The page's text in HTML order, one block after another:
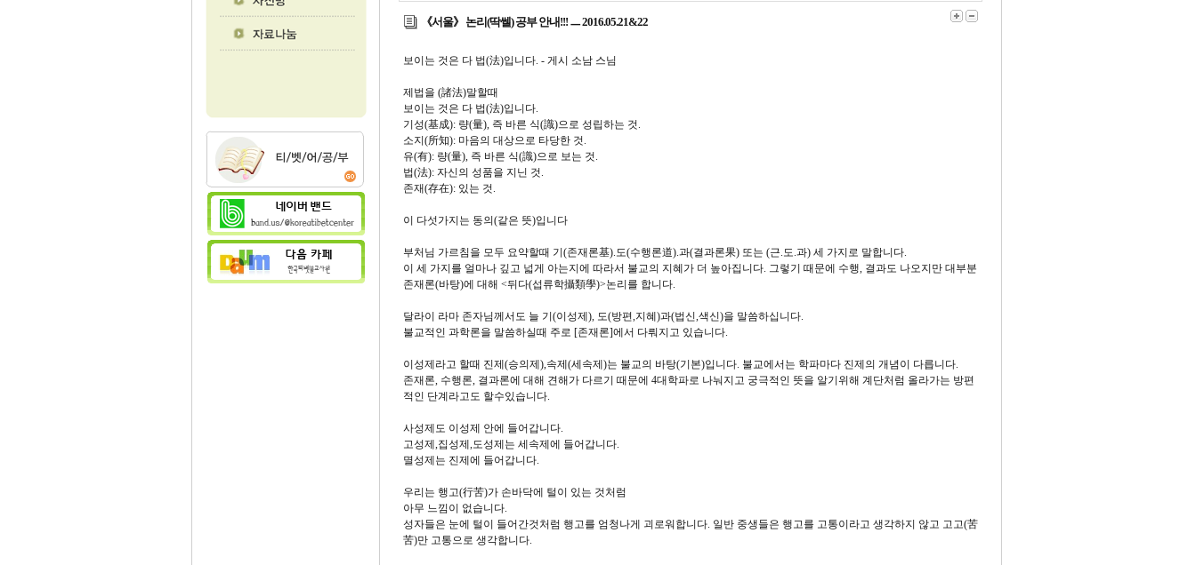
《서울》 논리(딱쎌) 공부 안내!!! ㅡ 2016.05.21&22
보이는 것은 다 법(法)입니다. - 게시 소남 스님
제법을 (諸法)말할때
보이는 것은 다 법(法)입니다.
기성(基成): 량(量), 즉 바른 식(識)으로 성립하는 것.
소지(所知): 마음의 대상으로 타당한 것.
유(有): 량(量), 즉 바른 식(識)으로 보는 것.
법(法): 자신의 성품을 지닌 것.
존재(存在): 있는 것.
이 다섯가지는 동의(같은 뜻)입니다
부처님 가르침을 모두 요약할때 기(존재론基).도(수행론道).과(결과론果) 또는 (근.도.과) 세 가지로 말합니다.
이 세 가지를 얼마나 깊고 넓게 아는지에 따라서 불교의 지혜가 더 높아집니다. 그렇기 때문에 수행, 결과도 나오지만 대부분
존재론(바탕)에 대해 <뒤다(섭류학攝類學)>논리를 합니다.
달라이 라마 존자님께서도 늘 기(이성제), 도(방편,지혜)과(법신,색신)을 말씀하십니다.
불교적인 과학론을 말씀하실때 주로 [존재론]에서 다뤄지고 있습니다.
이성제라고 할때 진제(승의제),속제(세속제)는 불교의 바탕(기본)입니다. 불교에서는 학파마다 진제의 개념이 다릅니다.
존재론, 수행론, 결과론에 대해 견해가 다르기 때문에 4대학파로 나눠지고 궁극적인 뜻을 알기위해 계단처럼 올라가는 방편
적인 단계라고도 할수있습니다.
사성제도 이성제 안에 들어갑니다.
고성제,집성제,도성제는 세속제에 들어갑니다.
멸성제는 진제에 들어갑니다.
우리는 행고(行苦)가 손바닥에 털이 있는 것처럼
아무 느낌이 없습니다.
성자들은 눈에 털이 들어간것처럼 행고를 엄청나게 괴로워합니다. 일반 중생들은 행고를 고통이라고 생각하지 않고 고고(苦
苦)만 고통으로 생각합니다.